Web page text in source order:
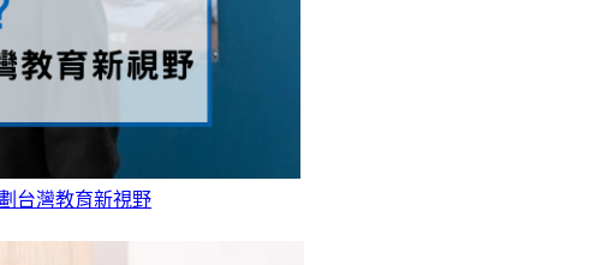
台灣教育新視野